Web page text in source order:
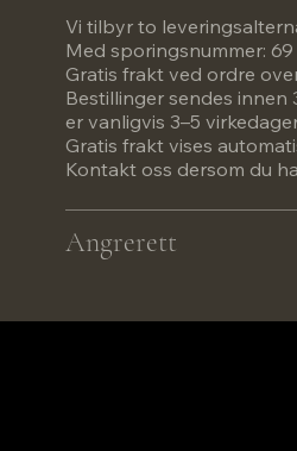
Vi tilbyr to
Med sporingsnummer:
Gratis frakt ved ordre
Bestillinger sendes
er vanligvis 3–5
Gratis frakt vises
Kontakt oss dersom du
Angrerett